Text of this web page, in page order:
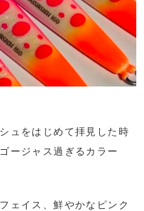
ュをはじめて拝見した時
ージャス過ぎるカラー
ェイス、鮮やかなピンク